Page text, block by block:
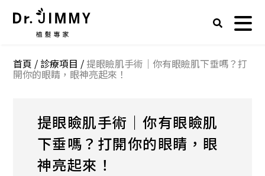
首頁 / 診療項目 / 提眼瞼肌手術｜你有眼瞼肌下垂嗎？打
開你的眼睛，眼神亮起來！
提眼瞼肌手術｜你有眼瞼肌
下垂嗎？打開你的眼睛，眼
神亮起來！